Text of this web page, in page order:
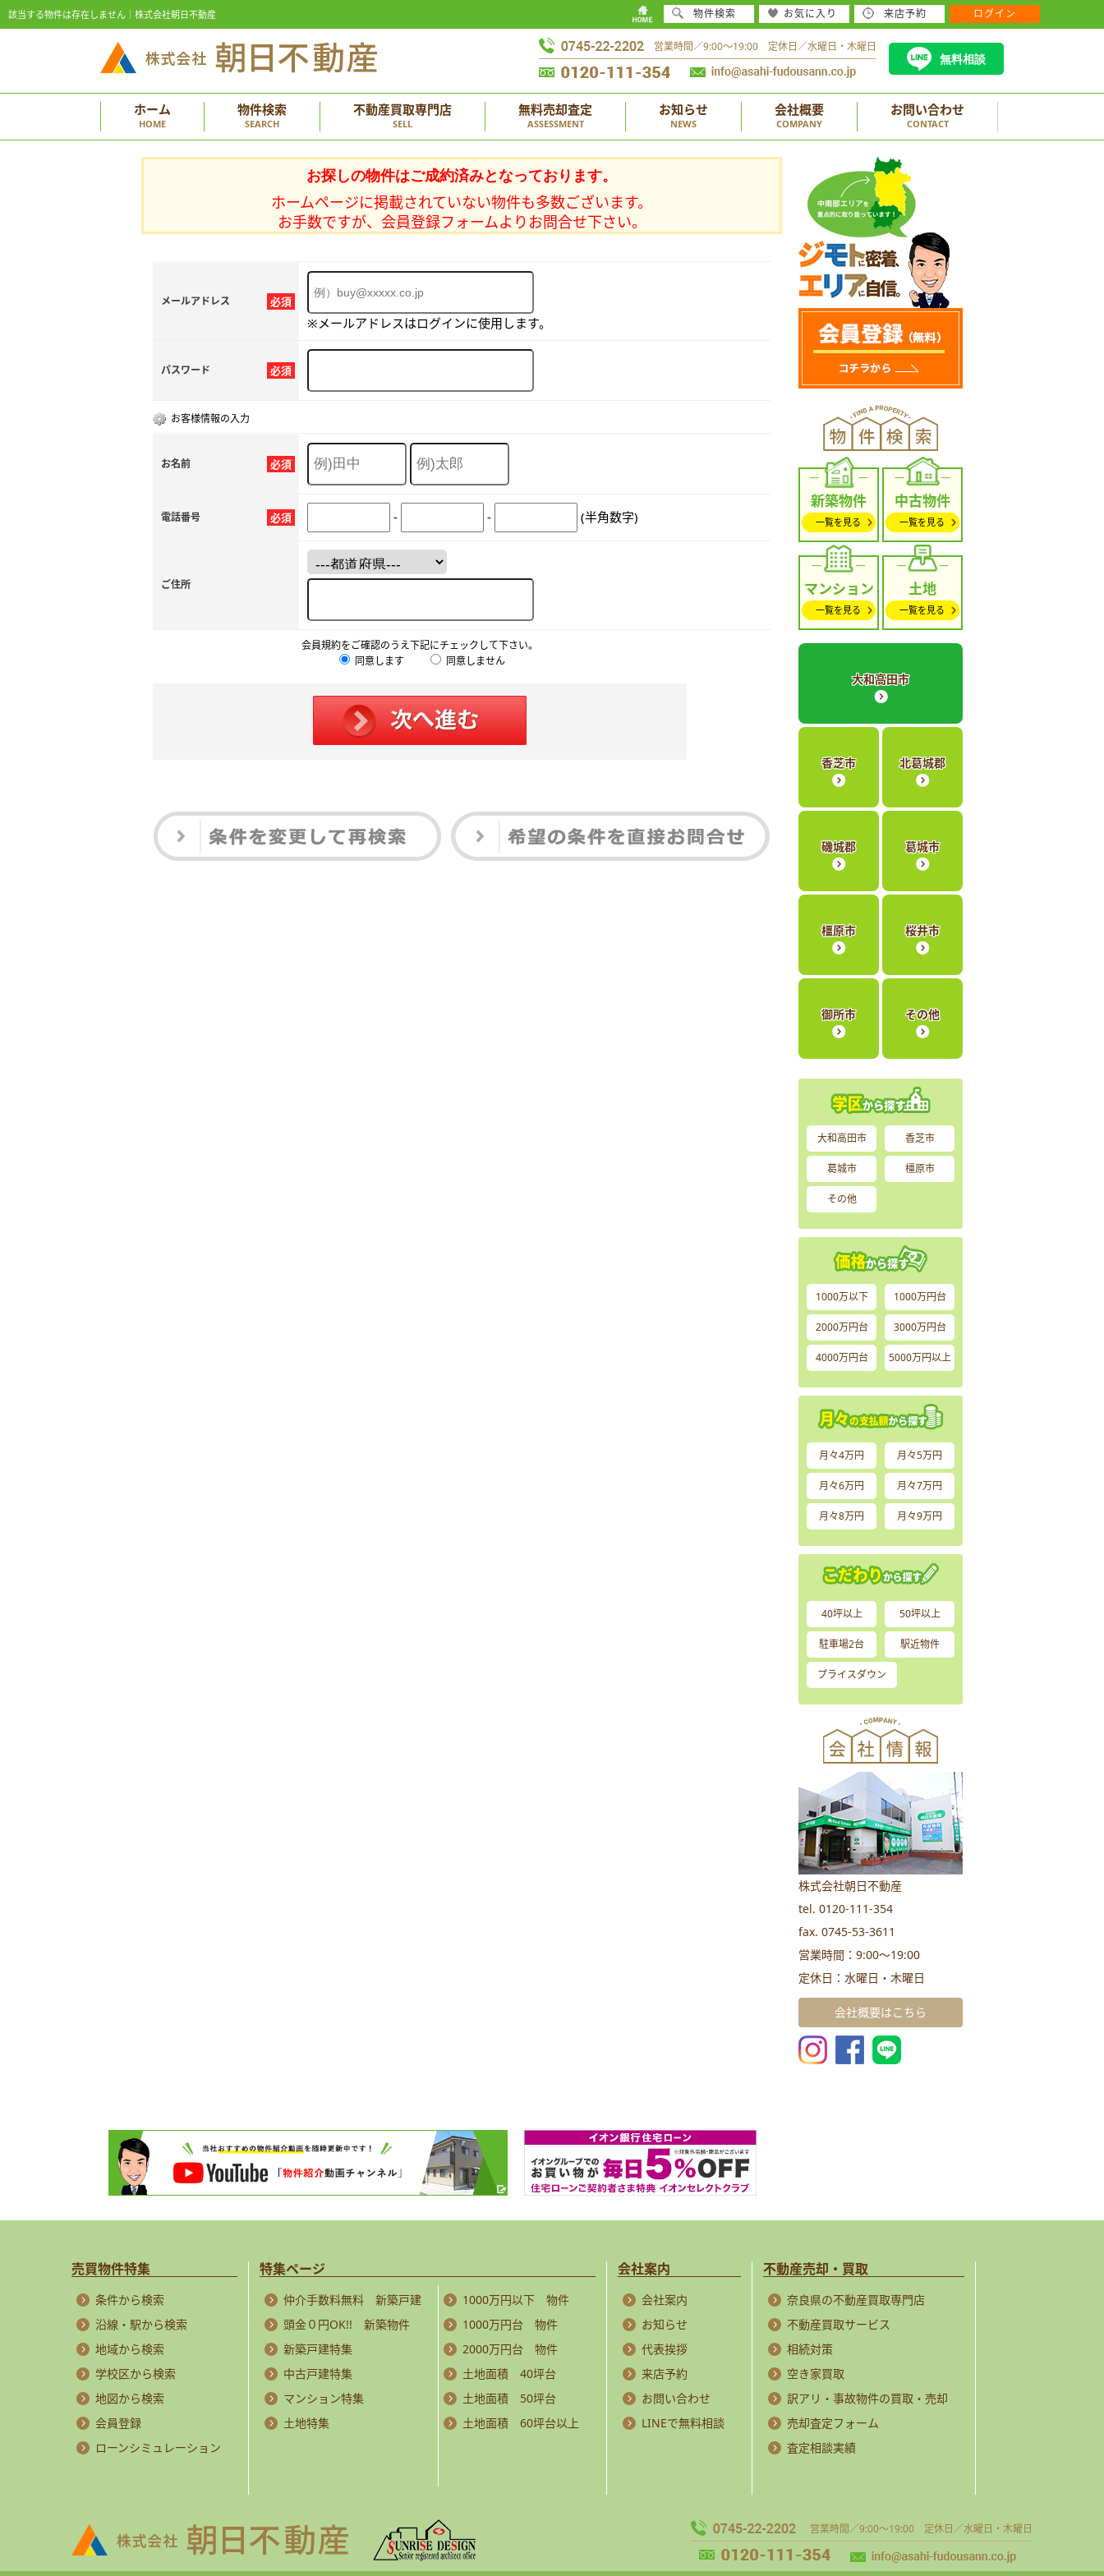
該当する物件は存在しません｜株式会社朝日不動産
営業時間／9:00～19:00 定休日／水曜日・木曜日
無料相談
ホーム
HOME
物件検索
SEARCH
不動産買取専門店
SELL
無料売却査定
ASSESSMENT
お知らせ
NEWS
会社概要
COMPANY
お問い合わせ
CONTACT
お探しの物件はご成約済みとなっております。
ホームページに掲載されていない物件も多数ございます。
お手数ですが、会員登録フォームよりお問合せ下さい。
必須
メールアドレス
※メールアドレスはログインに使用します。
必須
パスワード
お客様情報の入力
必須
お名前
必須
電話番号 - - (半角数字)
ご住所
会員規約をご確認のうえ下記にチェックして下さい。
同意します
同意しません
新築物件
一覧を見る
中古物件
一覧を見る
マンション
一覧を見る
土地
一覧を見る
大和高田市
香芝市 北葛城郡
磯城郡 葛城市
橿原市 桜井市
御所市 その他
大和高田市 香芝市
葛城市 橿原市
その他
1000万以下 1000万円台
2000万円台 3000万円台
4000万円台 5000万円以上
月々4万円 月々5万円
月々6万円 月々7万円
月々8万円 月々9万円
40坪以上 50坪以上
駐車場2台 駅近物件
プライスダウン
株式会社朝日不動産
tel. 0120-111-354
fax. 0745-53-3611
営業時間：9:00～19:00
定休日：水曜日・木曜日
会社概要はこちら
売買物件特集
条件から検索
沿線・駅から検索
地域から検索
学校区から検索
地図から検索
会員登録
ローンシミュレーション
特集ページ
仲介手数料無料 新築戸建
頭金０円OK!! 新築物件
新築戸建特集
中古戸建特集
マンション特集
土地特集
1000万円以下 物件
1000万円台 物件
2000万円台 物件
土地面積 40坪台
土地面積 50坪台
土地面積 60坪台以上
会社案内
会社案内
お知らせ
代表挨拶
来店予約
お問い合わせ
LINEで無料相談
不動産売却・買取
奈良県の不動産買取専門店
不動産買取サービス
相続対策
空き家買取
訳アリ・事故物件の買取・売却
売却査定フォーム
査定相談実績
営業時間／9:00～19:00 定休日／水曜日・木曜日
物件検索 お気に入り 来店予約 ログイン